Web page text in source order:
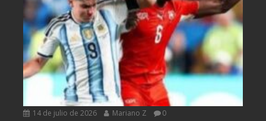
14 de julio de 2026 Mariano Z 0